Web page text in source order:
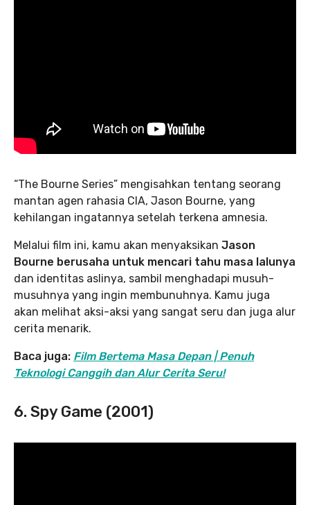
“The Bourne Series” mengisahkan tentang seorang
mantan agen rahasia CIA, Jason Bourne, yang
kehilangan ingatannya setelah terkena amnesia.
Melalui film ini, kamu akan menyaksikan Jason
Bourne berusaha untuk mencari tahu masa lalunya
dan identitas aslinya, sambil menghadapi musuh-
musuhnya yang ingin membunuhnya. Kamu juga
akan melihat aksi-aksi yang sangat seru dan juga alur
cerita menarik.
Baca juga: Film Bertema Masa Depan | Penuh
Teknologi Canggih dan Alur Cerita Seru!
6. Spy Game (2001)